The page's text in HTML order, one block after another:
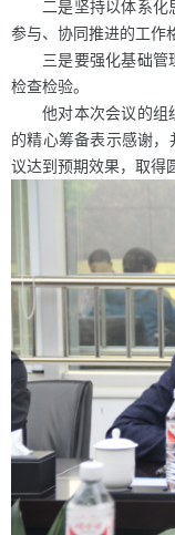
二是坚持以体系
参与、协同推进的工作
三是要强化基础管
检查检验。
他对本次会议的组
的精心筹备表示感谢
议达到预期效果，取得